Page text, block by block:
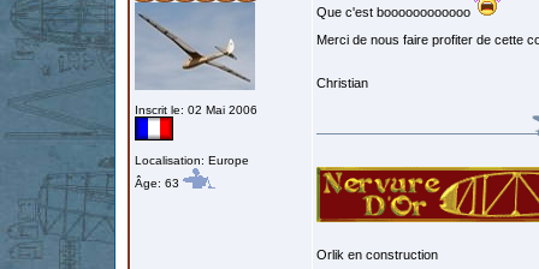
Inscrit le: 02 Mai 2006
Localisation: Europe
Âge: 63
Que c'est boooooooooooo
Merci de nous faire profiter de cette
Christian
Orlik en construction